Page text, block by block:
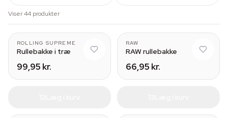
Viser 44 produkter
ROLLING SUPREME
Rullebakke i træ
99,95 kr.
RAW
RAW rullebakke
66,95 kr.